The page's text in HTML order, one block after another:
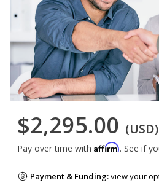
$2,295.00 (USD)
Pay over time with Affirm. See if
Payment & Funding:view your